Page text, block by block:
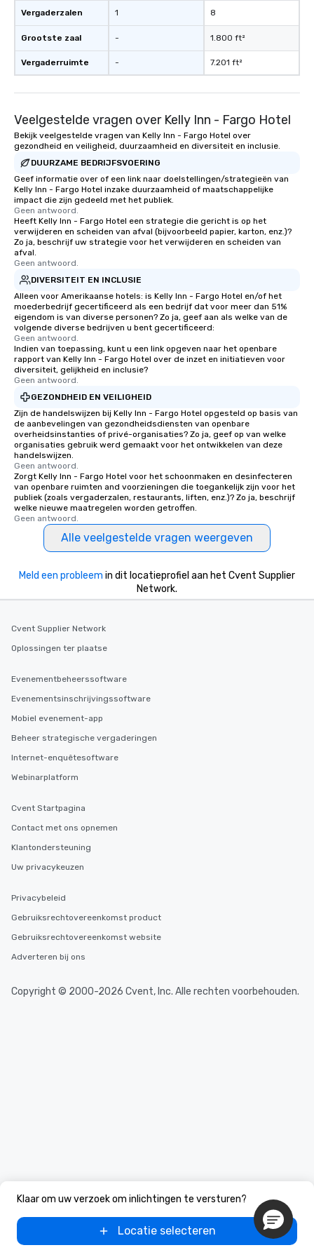
Vergaderzalen
Grootste zaal
Vergaderruimte
1
-
-
8
1.800 ft²
7.201 ft²
Veelgestelde vragen over Kelly Inn - Fargo Hotel
Bekijk veelgestelde vragen van Kelly Inn - Fargo Hotel over
gezondheid en veiligheid, duurzaamheid en diversiteit en inclusie.
DUURZAME BEDRIJFSVOERING
Geef informatie over of een link naar doelstellingen/strategieën van
Kelly Inn - Fargo Hotel inzake duurzaamheid of maatschappelijke
impact die zijn gedeeld met het publiek.
Geen antwoord.
Heeft Kelly Inn - Fargo Hotel een strategie die gericht is op het
verwijderen en scheiden van afval (bijvoorbeeld papier, karton, enz.)?
Zo ja, beschrijf uw strategie voor het verwijderen en scheiden van
afval.
Geen antwoord.
DIVERSITEIT EN INCLUSIE
Alleen voor Amerikaanse hotels: is Kelly Inn - Fargo Hotel en/of het
moederbedrijf gecertificeerd als een bedrijf dat voor meer dan 51%
eigendom is van diverse personen? Zo ja, geef aan als welke van de
volgende diverse bedrijven u bent gecertificeerd:
Geen antwoord.
Indien van toepassing, kunt u een link opgeven naar het openbare
rapport van Kelly Inn - Fargo Hotel over de inzet en initiatieven voor
diversiteit, gelijkheid en inclusie?
Geen antwoord.
GEZONDHEID EN VEILIGHEID
Zijn de handelswijzen bij Kelly Inn - Fargo Hotel opgesteld op basis van
de aanbevelingen van gezondheidsdiensten van openbare
overheidsinstanties of privé-organisaties? Zo ja, geef op van welke
organisaties gebruik werd gemaakt voor het ontwikkelen van deze
handelswijzen.
Geen antwoord.
Zorgt Kelly Inn - Fargo Hotel voor het schoonmaken en desinfecteren
van openbare ruimten and voorzieningen die toegankelijk zijn voor het
publiek (zoals vergaderzalen, restaurants, liften, enz.)? Zo ja, beschrijf
welke nieuwe maatregelen worden getroffen.
Geen antwoord.
Alle veelgestelde vragen weergeven
Klaar om uw verzoek om inlichtingen te versturen?
Locatie selecteren
Meld een probleem in dit locatieprofiel aan het Cvent Supplier
Network.
Cvent Supplier Network
Oplossingen ter plaatse
Evenementbeheerssoftware
Evenementsinschrijvingssoftware
Mobiel evenement-app
Beheer strategische vergaderingen
Internet-enquêtesoftware
Webinarplatform
Cvent Startpagina
Contact met ons opnemen
Klantondersteuning
Uw privacykeuzen
Privacybeleid
Gebruiksrechtovereenkomst product
Gebruiksrechtovereenkomst website
Adverteren bij ons
Copyright © 2000-2026 Cvent, Inc. Alle rechten voorbehouden.